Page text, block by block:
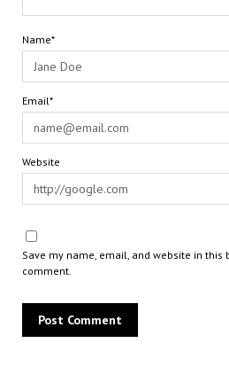
Name*
Email*
Website
Save my name, email, and website in this
comment.